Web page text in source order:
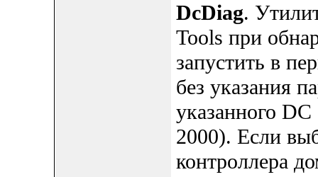
DcDiag.
Tools при
запустить в
без указания
указанного
2000). Если
контроллера